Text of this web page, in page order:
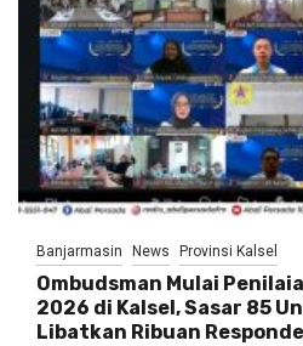
Banjarmasin News Provinsi Kalsel
Ombudsman Mulai
2026 di Kalsel, Sasar 85
Libatkan Ribuan